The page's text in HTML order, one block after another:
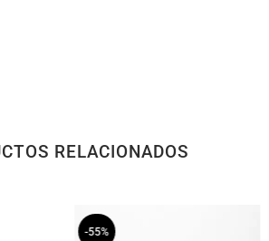
RELACIONADOS
-55%